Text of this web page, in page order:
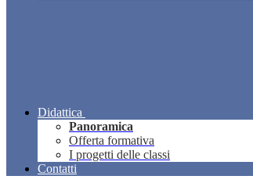
Didattica
Panoramica
Offerta formativa
I progetti delle classi
Contatti